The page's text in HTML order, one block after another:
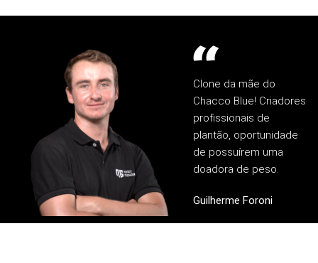
Clone da mãe do
Chacco Blue! Criadores
profissionais de
plantão, oportunidade
de possuírem uma
doadora de peso.
Guilherme Foroni